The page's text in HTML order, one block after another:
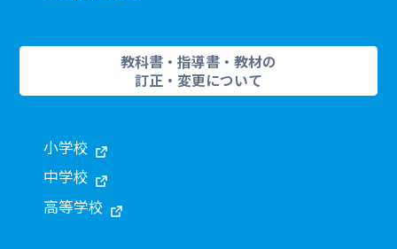
教科書・指導書・教材の
訂正・変更について
小学校
中学校
高等学校